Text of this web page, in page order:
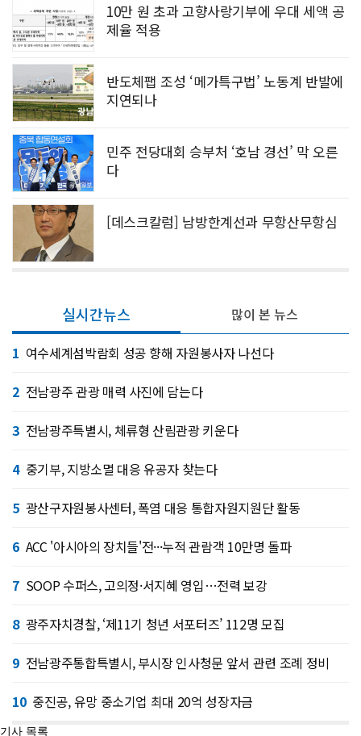
10만 원 초과 고향사랑기부에 우대 세액 공
제율 적용
반도체팹 조성 ‘메가특구법’ 노동계 반발에
지연되나
민주 전당대회 승부처 ‘호남 경선’ 막 오른
다
[데스크칼럼] 남방한계선과 무항산무항심
실시간뉴스
1 여수세계섬박람회 성공 향해 자원봉사자 나선다
2 전남광주 관광 매력 사진에 담는다
3 전남광주특별시, 체류형 산림관광 키운다
4 중기부, 지방소멸 대응 유공자 찾는다
5 광산구자원봉사센터, 폭염 대응 통합자원지원단 활동
6 ACC '아시아의 장치들'전···누적 관람객 10만명 돌파
7 SOOP 수퍼스, 고의정·서지혜 영입…전력 보강
8 광주자치경찰, ‘제11기 청년 서포터즈’ 112명 모집
9 전남광주통합특별시, 부시장 인사청문 앞서 관련 조례 정비
10 중진공, 유망 중소기업 최대 20억 성장자금
많이 본 뉴스
기사 목록